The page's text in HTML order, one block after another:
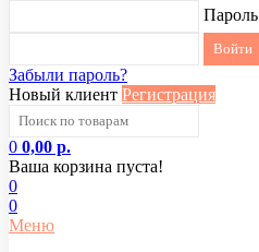
Пароль
Забыли пароль?
Новый клиент Регистрация
0 0,00 р.
Ваша корзина пуста!
0
0
Меню